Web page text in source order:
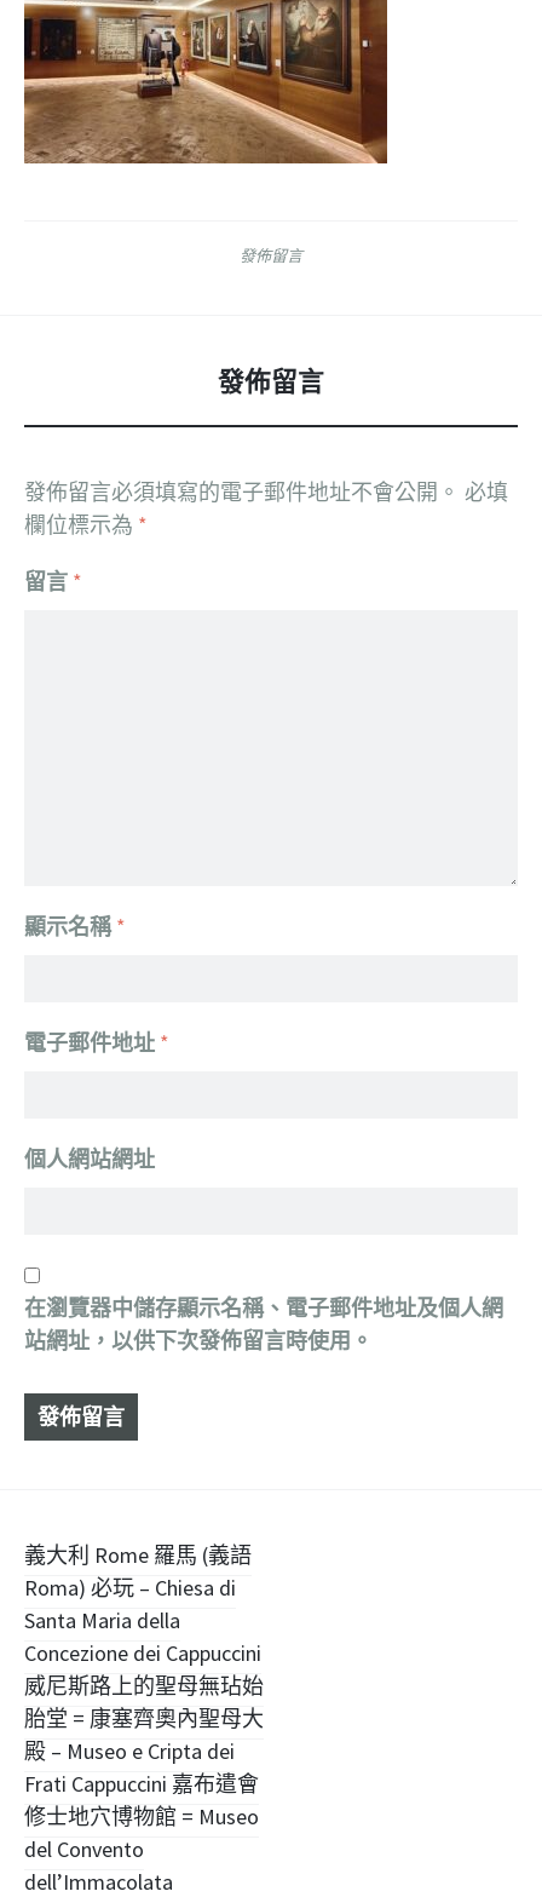
發佈留言
發佈留言
發佈留言必須填寫的電子郵件地址不會公開。 必填
欄位標示為 *
留言 *
顯示名稱*
電子郵件地址 *
個人網站網址
在瀏覽器中儲存顯示名稱、電子郵件地址及個人網
站網址，以供下次發佈留言時使用。
文
章
導
覽
義大利 Rome 羅馬 (義語
Roma) 必玩 – Chiesa di
Santa Maria della
Concezione dei Cappuccini
威尼斯路上的聖母無玷始
胎堂 = 康塞齊奧內聖母大
殿 – Museo e Cripta dei
Frati Cappuccini 嘉布遣會
修士地穴博物館 = Museo
del Convento
dell’Immacolata